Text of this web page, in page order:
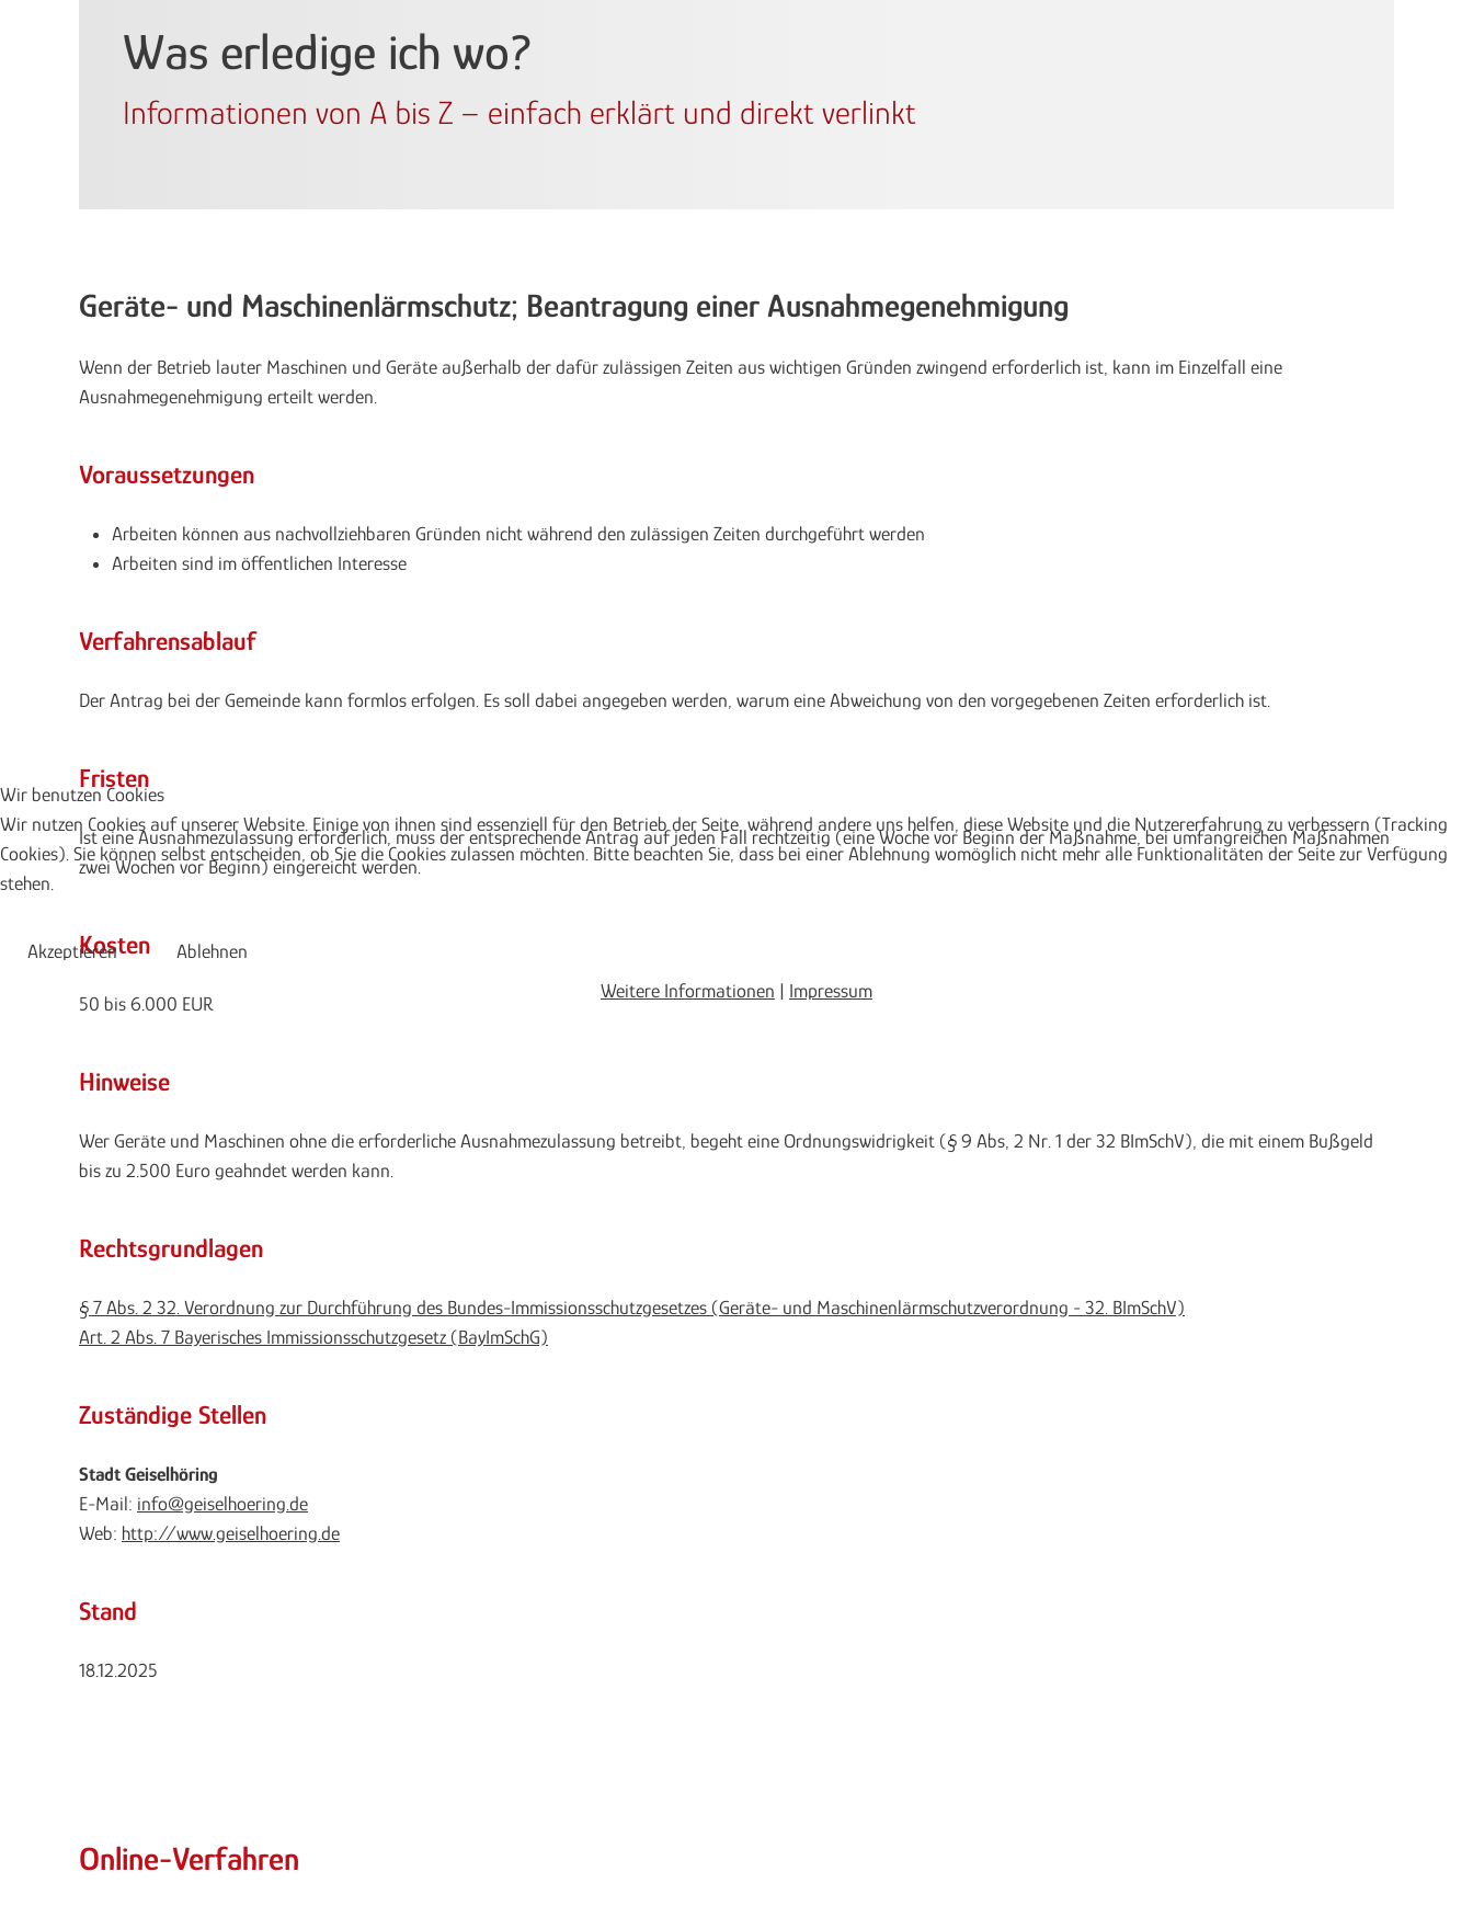
Was erledige ich wo?
Informationen von A bis Z – einfach erklärt und direkt verlinkt
Geräte- und Maschinenlärmschutz; Beantragung einer Ausnahmegenehmigung
Wenn der Betrieb lauter Maschinen und Geräte außerhalb der dafür zulässigen Zeiten aus wichtigen Gründen zwingend erforderlich ist, kann im Einzelfall eine
Ausnahmegenehmigung erteilt werden.
Voraussetzungen
Arbeiten können aus nachvollziehbaren Gründen nicht während den zulässigen Zeiten durchgeführt werden
Arbeiten sind im öffentlichen Interesse
Verfahrensablauf
Der Antrag bei der Gemeinde kann formlos erfolgen. Es soll dabei angegeben werden, warum eine Abweichung von den vorgegebenen Zeiten erforderlich ist.
Fristen
Ist eine Ausnahmezulassung erforderlich, muss der entsprechende Antrag auf jeden Fall rechtzeitig (eine Woche vor Beginn der Maßnahme, bei umfangreichen Maßnahmen
zwei Wochen vor Beginn) eingereicht werden.
Kosten
50 bis 6.000 EUR
Hinweise
Wer Geräte und Maschinen ohne die erforderliche Ausnahmezulassung betreibt, begeht eine Ordnungswidrigkeit (§ 9 Abs, 2 Nr. 1 der 32 BImSchV), die mit einem Bußgeld
bis zu 2.500 Euro geahndet werden kann.
Rechtsgrundlagen
§ 7 Abs. 2 32. Verordnung zur Durchführung des Bundes-Immissionsschutzgesetzes (Geräte- und Maschinenlärmschutzverordnung - 32. BImSchV)
Art. 2 Abs. 7 Bayerisches Immissionsschutzgesetz (BayImSchG)
Zuständige Stellen
Stadt Geiselhöring
E-Mail: info@geiselhoering.de
Web: http://www.geiselhoering.de
Stand
18.12.2025
Online-Verfahren
Wir benutzen Cookies
Wir nutzen Cookies auf unserer Website. Einige von ihnen sind essenziell für den Betrieb der Seite, während andere uns helfen, diese Website und die Nutzererfahrung zu verbessern (Tracking
Cookies). Sie können selbst entscheiden, ob Sie die Cookies zulassen möchten. Bitte beachten Sie, dass bei einer Ablehnung womöglich nicht mehr alle Funktionalitäten der Seite zur Verfügung
stehen.
Akzeptieren
Ablehnen
Weitere Informationen | Impressum